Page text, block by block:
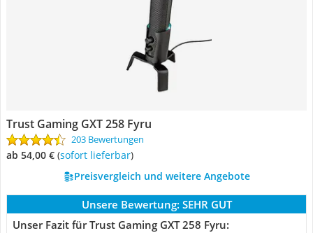
Trust Gaming GXT 258 Fyru
203 Bewertungen
ab 54,00 € ( Sofort lieferbar)
Preisvergleich und weitere Angebote
Unsere Bewertung: SEHR GUT
Unser Fazit für Trust Gaming GXT 258 Fyru: